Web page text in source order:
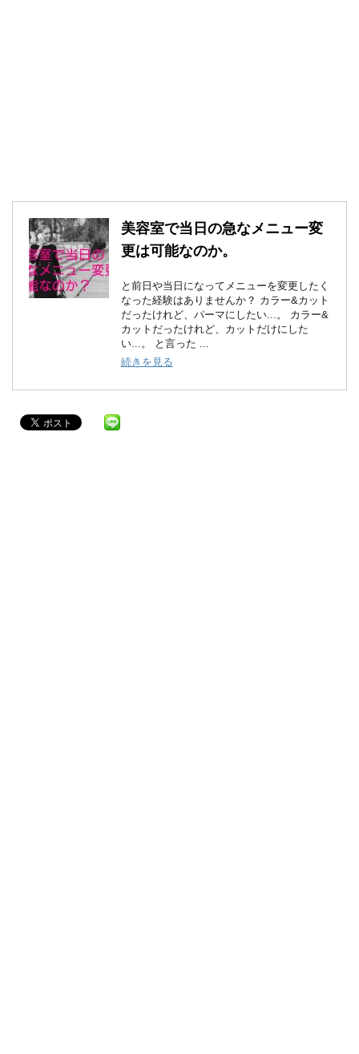
美容室で当日の急なメニュー変
更は可能なのか。
と前日や当日になってメニューを変更したく
なった経験はありませんか？ カラー&カット
だったけれど、パーマにしたい...。 カラー&
カットだったけれど、カットだけにした
い...。 と言った ...
続きを見る